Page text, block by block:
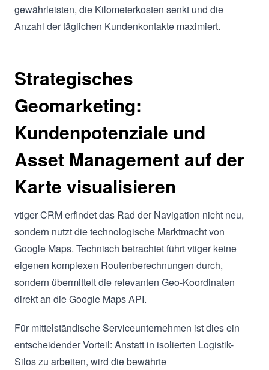
gewährleisten, die Kilometerkosten senkt und die
Anzahl der täglichen Kundenkontakte maximiert.
Strategisches
Geomarketing:
Kundenpotenziale und
Asset Management auf der
Karte visualisieren
vtiger CRM erfindet das Rad der Navigation nicht neu,
sondern nutzt die technologische Marktmacht von
Google Maps. Technisch betrachtet führt vtiger keine
eigenen komplexen Routenberechnungen durch,
sondern übermittelt die relevanten Geo-Koordinaten
direkt an die Google Maps API.
Für mittelständische Serviceunternehmen ist dies ein
entscheidender Vorteil: Anstatt in isolierten Logistik-
Silos zu arbeiten, wird die bewährte